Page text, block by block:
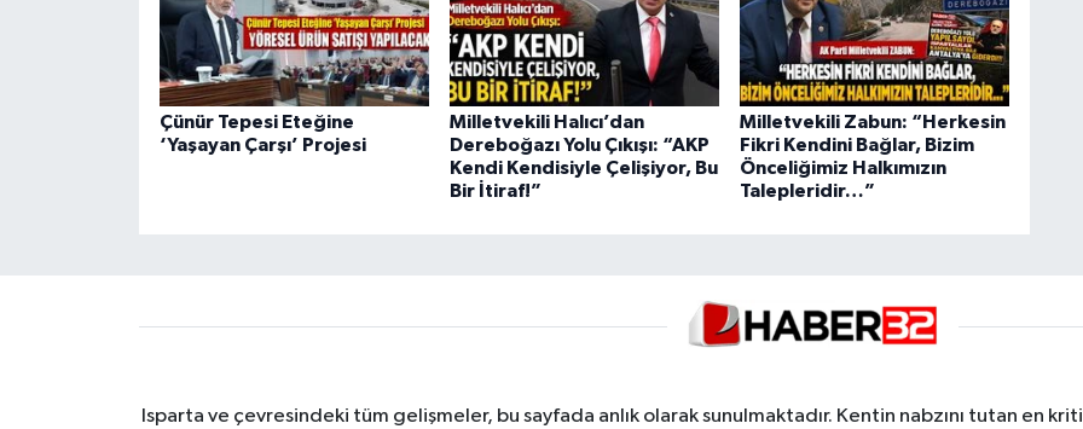
Çünür Tepesi Eteğine
‘Yaşayan Çarşı’ Projesi
Milletvekili Halıcı’dan
Dereboğazı Yolu Çıkışı: “AKP
Kendi Kendisiyle Çelişiyor, Bu
Bir İtiraf!”
Milletvekili Zabun: “Herkesin
Fikri Kendini Bağlar, Bizim
Önceliğimiz Halkımızın
Talepleridir…”
Isparta ve çevresindeki tüm gelişmeler, bu sayfada anlık olarak sunulmaktadır. Kentin nabzını tutan en